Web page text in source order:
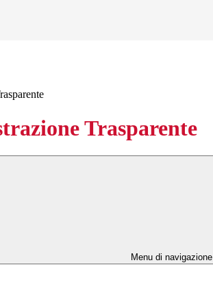
Trasparente
Menu di navigazione